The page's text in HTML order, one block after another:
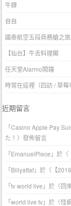
牛肆
自自
國泰航空五段商務艙之旅
【仙台】牛舌料理閣
任天堂Alarmo鬧鐘
時常在這裡（四訪 / 草莓
近期留言
「Casino Apple Pay
た！ 〉發佈留言
「EmanuelPlece 」於〈
「Billyattaf」於〈 【
「tv world live 」於〈回
「world live tv」於〈怪